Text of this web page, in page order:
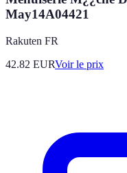
May14A04421
Rakuten FR
42.82 EURVoir le prix